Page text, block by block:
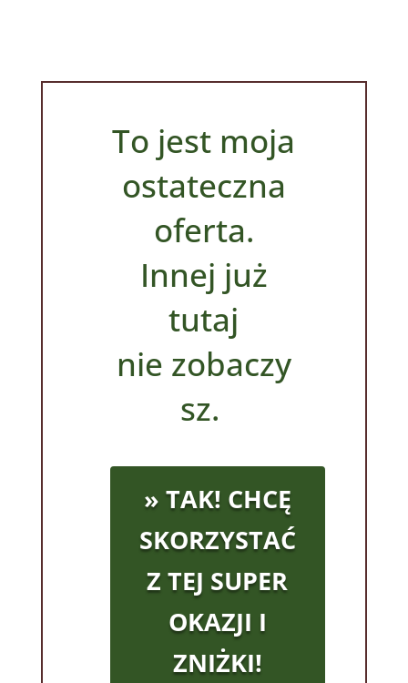
To jest moja
ostateczna
oferta.
Innej już
tutaj
nie zobaczy
sz.
» TAK! CHCĘ
SKORZYSTAĆ
Z TEJ SUPER
OKAZJI I
ZNIŻKI!